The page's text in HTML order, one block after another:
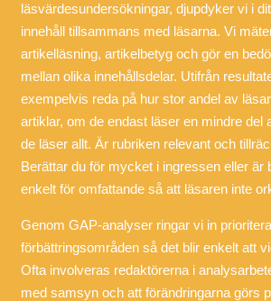
läsvärdesundersökningar, djupdyker vi i
innehåll tillsammans med läsarna. Vi
artikelläsning, artikelbetyg och gör en
mellan olika innehållsdelar. Utifrån
exempelvis reda på hur stor andel av
artiklar, om de endast läser en mindre del
de läser allt. Är rubriken relevant och
Berättar du för mycket i ingressen eller är
enkelt för omfattande så att läsaren inte
Genom GAP-analyser ringar vi in
förbättringsområden så det blir enkelt att
Ofta involveras redaktörerna i
med samsyn och att förändringarna görs